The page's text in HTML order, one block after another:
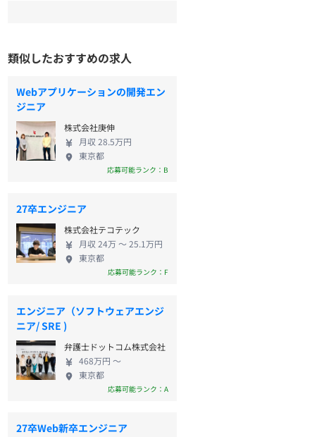
類似したおすすめの求人
Webアプリケーションの開発エン
ジニア
株式会社庚伸
月収 28.5万円
東京都
応募可能ランク：B
27卒エンジニア
株式会社テコテック
月収 24万 〜 25.1万円
東京都
応募可能ランク：F
エンジニア（ソフトウェアエンジ
ニア/ SRE )
弁護士ドットコム株式会社
468万円 〜
東京都
応募可能ランク：A
27卒Web新卒エンジニア